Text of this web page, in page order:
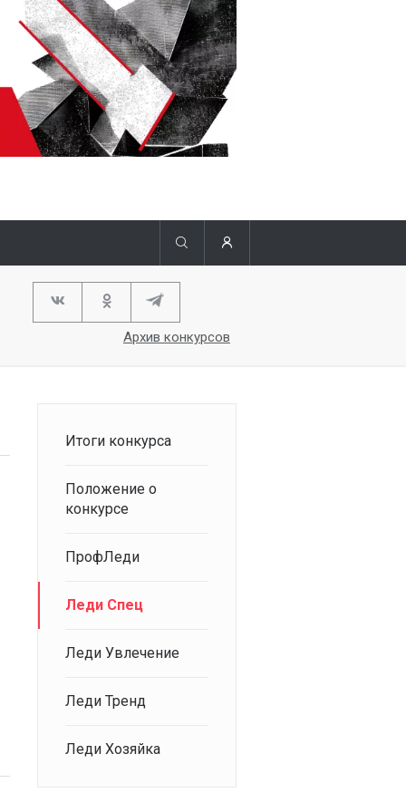
Архив конкурсов
Итоги конкурса
Положение о
конкурсе
ПрофЛеди
Леди Спец
Леди Увлечение
Леди Тренд
Леди Хозяйка